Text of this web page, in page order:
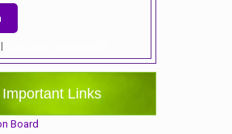
|
Important Links
Board